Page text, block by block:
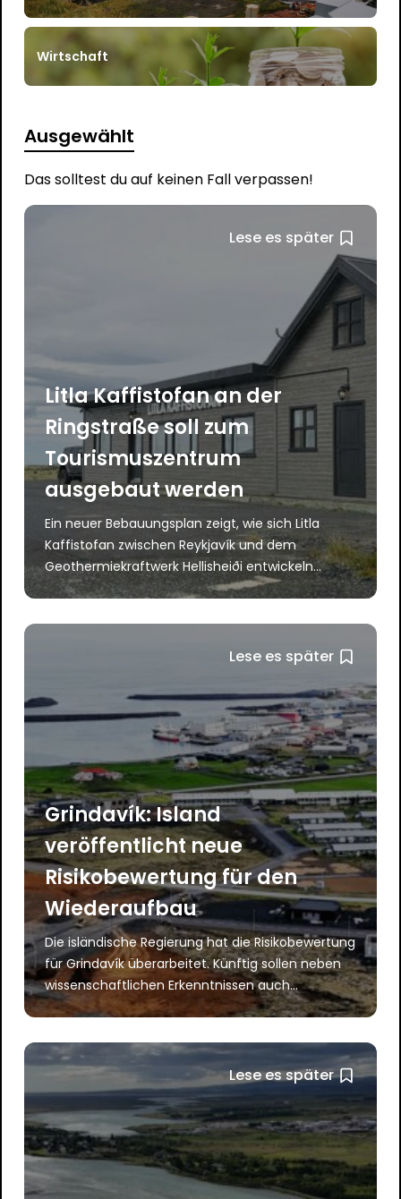
Wirtschaft
Ausgewählt
Das solltest du auf keinen Fall verpassen!
Lese es später
Litla Kaffistofan an der
Ringstraße soll zum
Tourismuszentrum
ausgebaut werden
Ein neuer Bebauungsplan zeigt, wie sich Litla
Kaffistofan zwischen Reykjavík und dem
Geothermiekraftwerk Hellisheiði entwickeln...
Lese es später
Grindavík: Island
veröffentlicht neue
Risikobewertung für den
Wiederaufbau
Die isländische Regierung hat die Risikobewertung
für Grindavík überarbeitet. Künftig sollen neben
wissenschaftlichen Erkenntnissen auch...
Lese es später